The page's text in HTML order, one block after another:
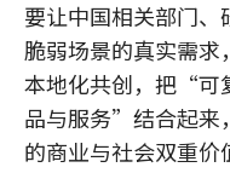
要让中国相关部门
脆弱场景的真实需
本地化共创，把“
品与服务”结合起来
的商业与社会双重价